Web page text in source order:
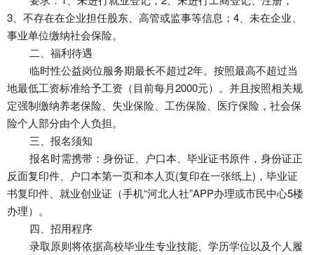
3、不存在在企业担任股东、高管或监事等信息；4、未在企业、
事业单位缴纳社会保险。
二、福利待遇
临时性公益岗位服务期最长不超过2年。按照最高不超过当
地最低工资标准给予工资（目前每月2000元）。并且按照相关规
定强制缴纳养老保险、失业保险、工伤保险、医疗保险，社会保
险个人部分由个人负担。
三、报名须知
报名时需携带：身份证、户口本、毕业证书原件，身份证正
反面复印件、户口本第一页和本人页(复印在一张纸上)，毕业证
书复印件、就业创业证（手机“河北人社”APP办理或市民中心5楼
办理）。
四、招用程序
录取原则将依据高校毕业生专业技能、学历学位以及个人履